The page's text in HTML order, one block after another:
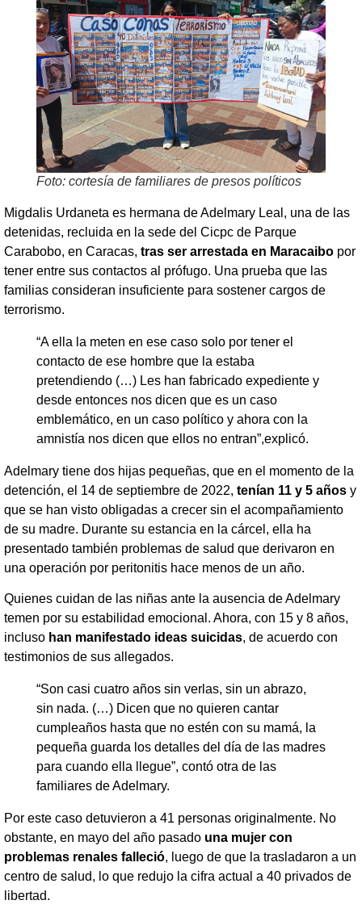
Foto: cortesía de familiares de presos políticos
Migdalis Urdaneta es hermana de Adelmary Leal, una de las
detenidas, recluida en la sede del Cicpc de Parque
Carabobo, en Caracas, tras ser arrestada en Maracaibo por
tener entre sus contactos al prófugo. Una prueba que las
familias consideran insuficiente para sostener cargos de
terrorismo.
“A ella la meten en ese caso solo por tener el
contacto de ese hombre que la estaba
pretendiendo (…) Les han fabricado expediente y
desde entonces nos dicen que es un caso
emblemático, en un caso político y ahora con la
amnistía nos dicen que ellos no entran”,explicó.
Adelmary tiene dos hijas pequeñas, que en el momento de la
detención, el 14 de septiembre de 2022, tenían 11 y 5 años y
que se han visto obligadas a crecer sin el acompañamiento
de su madre. Durante su estancia en la cárcel, ella ha
presentado también problemas de salud que derivaron en
una operación por peritonitis hace menos de un año.
Quienes cuidan de las niñas ante la ausencia de Adelmary
temen por su estabilidad emocional. Ahora, con 15 y 8 años,
incluso han manifestado ideas suicidas, de acuerdo con
testimonios de sus allegados.
“Son casi cuatro años sin verlas, sin un abrazo,
sin nada. (…) Dicen que no quieren cantar
cumpleaños hasta que no estén con su mamá, la
pequeña guarda los detalles del día de las madres
para cuando ella llegue”, contó otra de las
familiares de Adelmary.
Por este caso detuvieron a 41 personas originalmente. No
obstante, en mayo del año pasado una mujer con
problemas renales falleció, luego de que la trasladaron a un
centro de salud, lo que redujo la cifra actual a 40 privados de
libertad.